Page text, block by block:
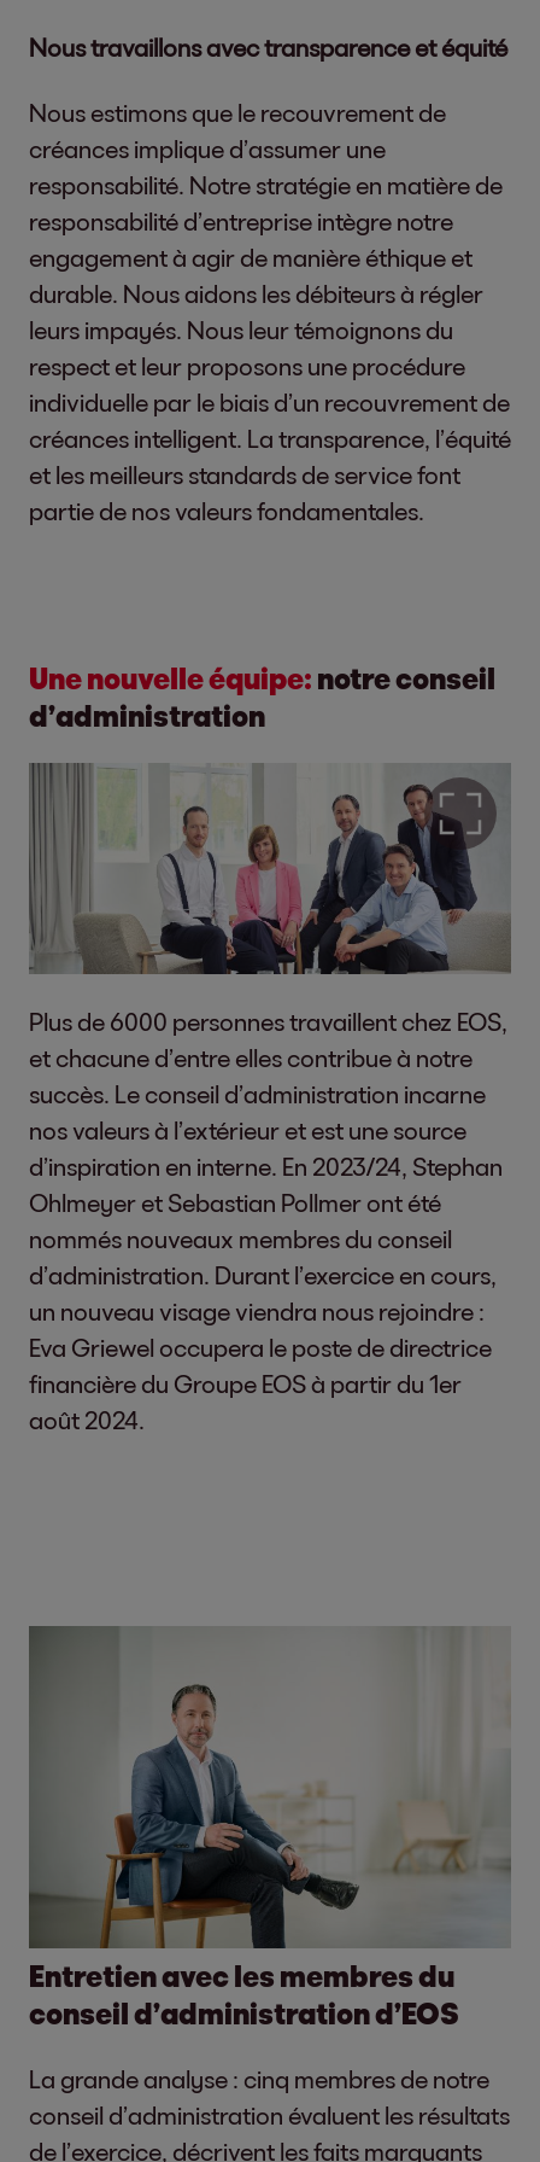
Nous travaillons avec transparence et équité
Nous estimons que le recouvrement de
créances implique d’assumer une
responsabilité. Notre stratégie en matière de
responsabilité d’entreprise intègre notre
engagement à agir de manière éthique et
durable. Nous aidons les débiteurs à régler
leurs impayés. Nous leur témoignons du
respect et leur proposons une procédure
individuelle par le biais d’un recouvrement de
créances intelligent. La transparence, l’équité
et les meilleurs standards de service font
partie de nos valeurs fondamentales.
Une nouvelle équipe: notre conseil
d’administration
Plus de 6000 personnes travaillent chez EOS,
et chacune d’entre elles contribue à notre
succès. Le conseil d’administration incarne
nos valeurs à l’extérieur et est une source
d’inspiration en interne. En 2023/24, Stephan
Ohlmeyer et Sebastian Pollmer ont été
nommés nouveaux membres du conseil
d’administration. Durant l’exercice en cours,
un nouveau visage viendra nous rejoindre :
Eva Griewel occupera le poste de directrice
financière du Groupe EOS à partir du 1er
août 2024.
Entretien avec les membres du
conseil d’administration d’EOS
La grande analyse : cinq membres de notre
conseil d’administration évaluent les résultats
de l’exercice, décrivent les faits marquants